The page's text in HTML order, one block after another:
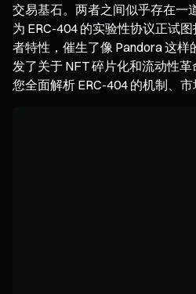
交易基石。两者之间似乎存在一
为 ERC-404 的实验性协议正试
者特性，催生了像 Pandora 这样
发了关于 NFT 碎片化和流动性
您全面解析 ERC-404 的机制、市